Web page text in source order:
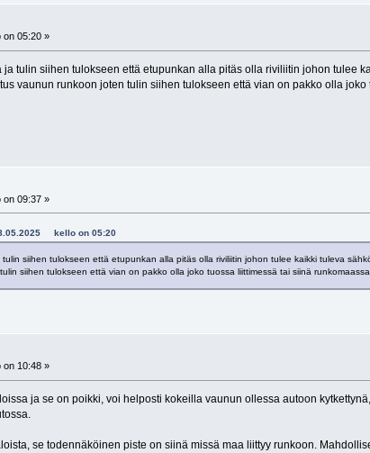
on 05:20 »
ja tulin siihen tulokseen että etupunkan alla pitäs olla riviliitin johon tulee
vaunun runkoon joten tulin siihen tulokseen että vian on pakko olla
on 09:37 »
kello on 05:20
siihen tulokseen että etupunkan alla pitäs olla riviliitin johon tulee kaikki tuleva
siihen tulokseen että vian on pakko olla joko tuossa liittimessä tai siinä
on 10:48 »
ja se on poikki, voi helposti kokeilla vaunun ollessa autoon
se todennäköinen piste on siinä missä maa liittyy runkoon.